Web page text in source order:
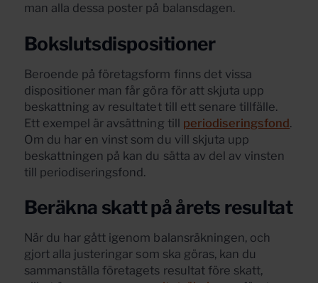
man alla dessa poster på balansdagen.
Bokslutsdispositioner
Beroende på företagsform finns det vissa
dispositioner man får göra för att skjuta upp
beskattning av resultatet till ett senare tillfälle.
Ett exempel är avsättning till periodiseringsfond.
Om du har en vinst som du vill skjuta upp
beskattningen på kan du sätta av del av vinsten
till periodiseringsfond.
Beräkna skatt på årets resultat
När du har gått igenom balansräkningen, och
gjort alla justeringar som ska göras, kan du
sammanställa företagets resultat före skatt,